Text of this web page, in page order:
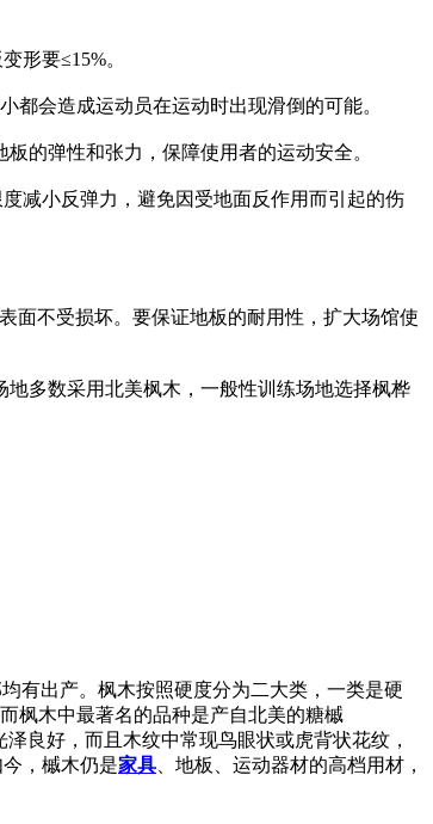
形要≤15%。
都会造成运动员在运动时出现滑倒的可能。
的弹性和张力，保障使用者的运动安全。
减小反弹力，避免因受地面反作用而引起的伤
面不受损坏。要保证地板的耐用性，扩大场馆使
多数采用北美枫木，一般性训练场地选择枫桦
有出产。枫木按照硬度分为二大类，一类是硬
枫木中最著名的品种是产自北美的糖槭
良好，而且木纹中常现鸟眼状或虎背状花纹，
，槭木仍是家具 、地板、运动器材的高档用材，